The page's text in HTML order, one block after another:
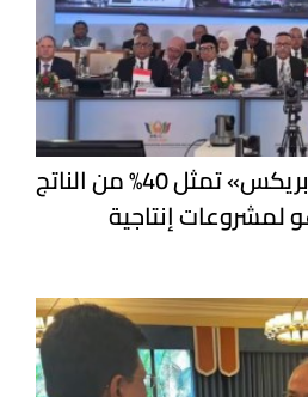
وزير الصناعة: دول «بريكس» تمثل 40% من الناتج
لمشروعات إنتاجية